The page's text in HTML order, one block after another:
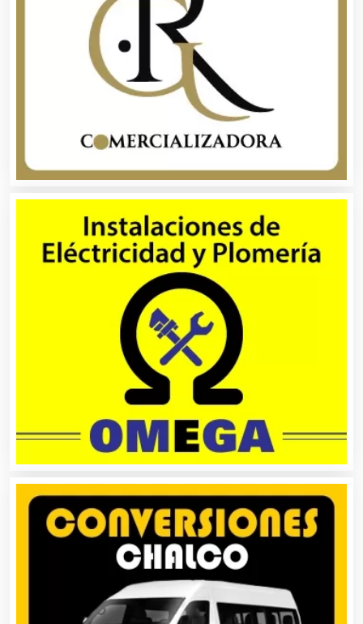
Asociaciones Civiles
Asociaciones Empresariales
Audio, Sonido e Iluminación
Audios para Eventos
Autobuses
Automatización
Automóviles Nuevos y Usados
Autopartes Eléctricas
Avaluos
Balnearios